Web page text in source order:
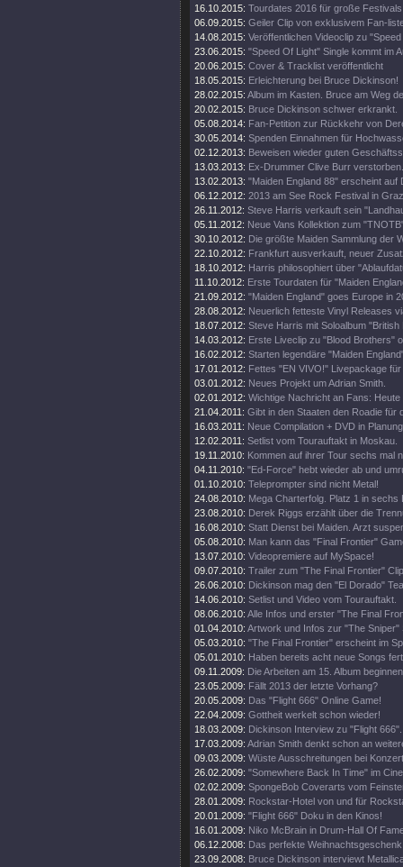
16.10.2015: Tourdates 2016 für große
06.09.2015: Geiler Clip von exklusivem Fan-
14.08.2015: Veröffentlichen Videoclip zu
23.06.2015: "Speed Of Light" Single kommt im
20.06.2015: Cover & Tracklist veröffentlicht
18.05.2015: Erleichterung bei Bruce Dickinson!
28.02.2015: Album im Kasten. Bruce am Weg
20.02.2015: Bruce Dickinson schwer erkrankt.
05.08.2014: Fan-Petition zur Rückkehr von
30.05.2014: Spenden Einnahmen für
02.12.2013: Beweisen wieder guten
13.03.2013: Ex-Drummer Clive Burr verstorben.
13.02.2013: "Maiden England 88" erscheint auf
06.12.2012: 2013 am See Rock Festival in Graz
26.11.2012: Steve Harris verkauft sein
05.11.2012: Neue Vans Kollektion zum
30.10.2012: Die größte Maiden Sammlung der
22.10.2012: Frankfurt ausverkauft, neuer
18.10.2012: Harris philosophiert über
11.10.2012: Erste Tourdaten für "Maiden
21.09.2012: "Maiden England" goes Europe in
28.08.2012: Neuerlich fetteste Vinyl Releases
18.07.2012: Steve Harris mit Soloalbum "British
14.03.2012: Erste Liveclip zu "Blood Brothers"
16.02.2012: Starten legendäre "Maiden
17.01.2012: Fettes "EN VIVO!" Livepackage
03.01.2012: Neues Projekt um Adrian Smith.
02.01.2012: Wichtige Nachricht an Fans: Heute
21.04.2011: Gibt in den Staaten den Roadie für
16.03.2011: Neue Compilation + DVD in
12.02.2011: Setlist vom Tourauftakt in Moskau.
19.11.2010: Kommen auf ihrer Tour sechs mal
04.11.2010: "Ed-Force" hebt wieder ab und
01.10.2010: Teleprompter sind nicht Metal!
24.08.2010: Mega Charterfolg. Platz 1 in sechs
23.08.2010: Derek Riggs erzählt über die
16.08.2010: Statt Dienst bei Maiden. Arzt
05.08.2010: Man kann das "Final Frontier"
13.07.2010: Videopremiere auf MySpace!
09.07.2010: Trailer zum "The Final Frontier"
26.06.2010: Dickinson mag den "El Dorado"
14.06.2010: Setlist und Video vom Tourauftakt.
08.06.2010: Alle Infos und erster "The Final
01.04.2010: Artwork und Infos zur "The Sniper"
05.03.2010: "The Final Frontier" erscheint im
05.01.2010: Haben bereits acht neue Songs
09.11.2009: Die Arbeiten am 15. Album
23.05.2009: Fällt 2013 der letzte Vorhang?
20.05.2009: Das "Flight 666" Online Game!
22.04.2009: Gottheit werkelt schon wieder!
18.03.2009: Dickinson Interview zu "Flight 666".
17.03.2009: Adrian Smith denkt schon an
09.03.2009: Wüste Ausschreitungen bei
26.02.2009: "Somewhere Back In Time" im
02.02.2009: SpongeBob Coverarts vom
28.01.2009: Rockstar-Hotel von und für
20.01.2009: "Flight 666" Doku in den Kinos!
16.01.2009: Niko McBrain in Drum-Hall Of
06.12.2008: Das perfekte
23.09.2008: Bruce Dickinson interviewt